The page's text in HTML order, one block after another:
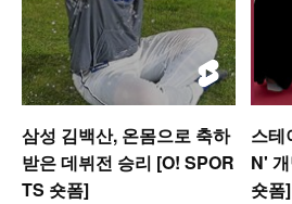
삼성 김백산, 온몸으로 축하
받은 데뷔전 승리 [O! SPOR
TS 숏폼]
스테
N'
숏폼]